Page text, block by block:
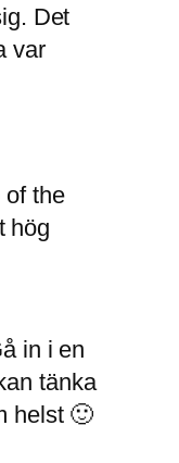
Det
var
of the
hög
in i en
tänka
helst 🙂